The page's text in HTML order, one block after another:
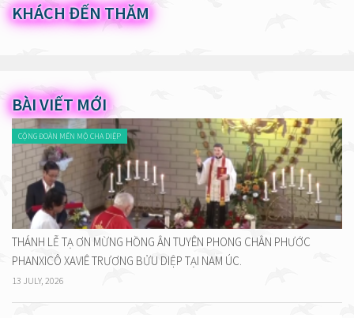
KHÁCH ĐẾN THĂM
BÀI VIẾT MỚI
CỘNG ĐOÀN MẾN MỘ CHA DIỆP
THÁNH LỄ TẠ ƠN MỪNG HỒNG ÂN TUYÊN PHONG CHÂN PHƯỚC
PHANXICÔ XAVIÊ TRƯƠNG BỬU DIỆP TẠI NAM ÚC.
13 JULY, 2026